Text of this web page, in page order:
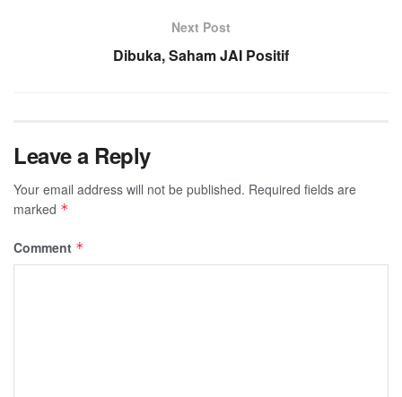
Next Post
Dibuka, Saham JAI Positif
Leave a Reply
Your email address will not be published. Required fields are
marked *
Comment *